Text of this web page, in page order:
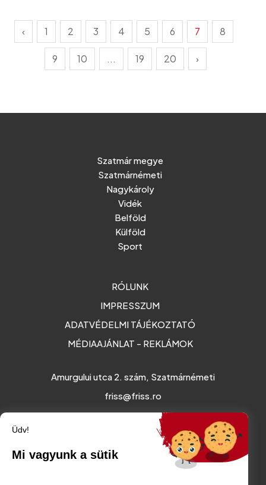
‹ 1 2 3 4 5 6 7 8
9 10 ... 19 20 ›
Szatmár megye
Szatmárnémeti
Nagykároly
Vidék
Belföld
Külföld
Sport
RÓLUNK
IMPRESSZUM
ADATVÉDELMI TÁJÉKOZTATÓ
MÉDIAAJÁNLAT - REKLÁMOK
Amurgului utca 2. szám, Szatmárnémeti
friss@friss.ro
Üdv!
Mi vagyunk a sütik